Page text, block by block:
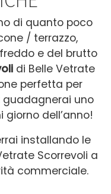
di quanto poco
/ terrazzo,
e del brutto
di Belle Vetrate
perfetta per
guadagnerai uno
dell’anno!
installando le
Scorrevoli a
commerciale.